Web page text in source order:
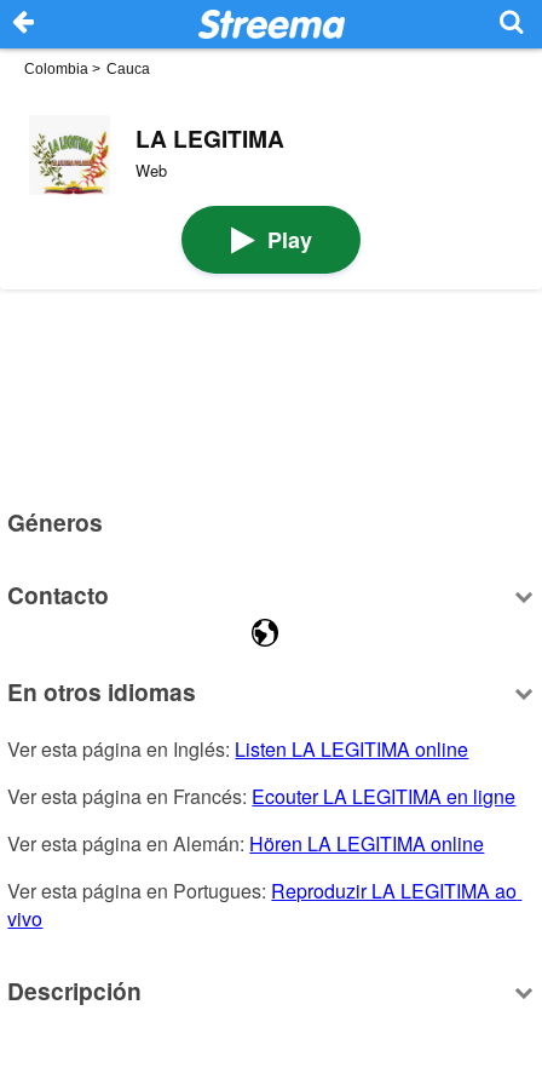
Colombia > Cauca
LA LEGITIMA
Web
Play
Géneros
Contacto
En otros idiomas
Ver esta página en Inglés: Listen LA LEGITIMA online
Ver esta página en Francés: Ecouter LA LEGITIMA en ligne
Ver esta página en Alemán: Hören LA LEGITIMA online
Ver esta página en Portugues: Reproduzir LA LEGITIMA ao
vivo
Descripción